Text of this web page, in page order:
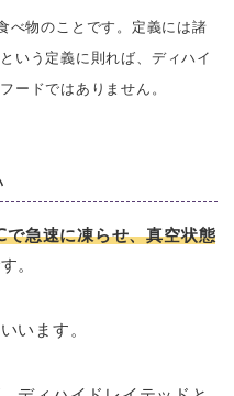
べ物のことです。定義には諸
いう定義に則れば、ディハイ
ードではありません。
急速に凍らせ、真空状態
。
います。